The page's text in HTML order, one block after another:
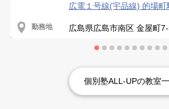
広電１号線(宇品線) 的場町
勤務地 広島県広島市南区 金屋町
個別塾ALL-UPの教室